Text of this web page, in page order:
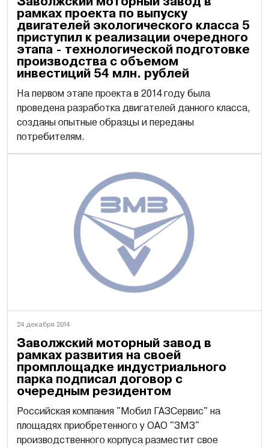
рамках проекта по выпуску
двигателей экологического класса 5
приступил к реализации очередного
этапа - технологической подготовке
производства с объемом
инвестиций 54 млн. рублей
На первом этапе проекта в 2014 году была
проведена разработка двигателей данного класса,
созданы опытные образцы и переданы
потребителям.
24 декабря 2014
Заволжский моторный завод в
рамках развития на своей
промплощадке индустриального
парка подписал договор с
очередным резидентом
Российская компания "Мобил ГАЗСервис" на
площадях приобретенного у ОАО "ЗМЗ"
производственного корпуса разместит свое